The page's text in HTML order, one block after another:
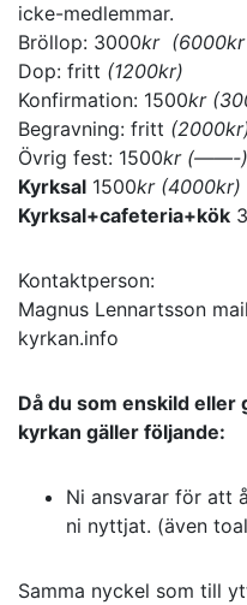
icke-medlemmar.
Bröllop: 3000kr (6000kr
Dop: fritt (1200kr)
Konfirmation: 1500kr
Begravning: fritt
Övrig fest: 1500kr (——-)
Kyrksal 1500kr (4000kr)
Kyrksal+cafeteria+kök
Kontaktperson:
Magnus Lennartsson
kyrkan.info
Då du som enskild eller
kyrkan gäller följande:
Ni ansvarar för att
ni nyttjat. (även
Samma nyckel som till